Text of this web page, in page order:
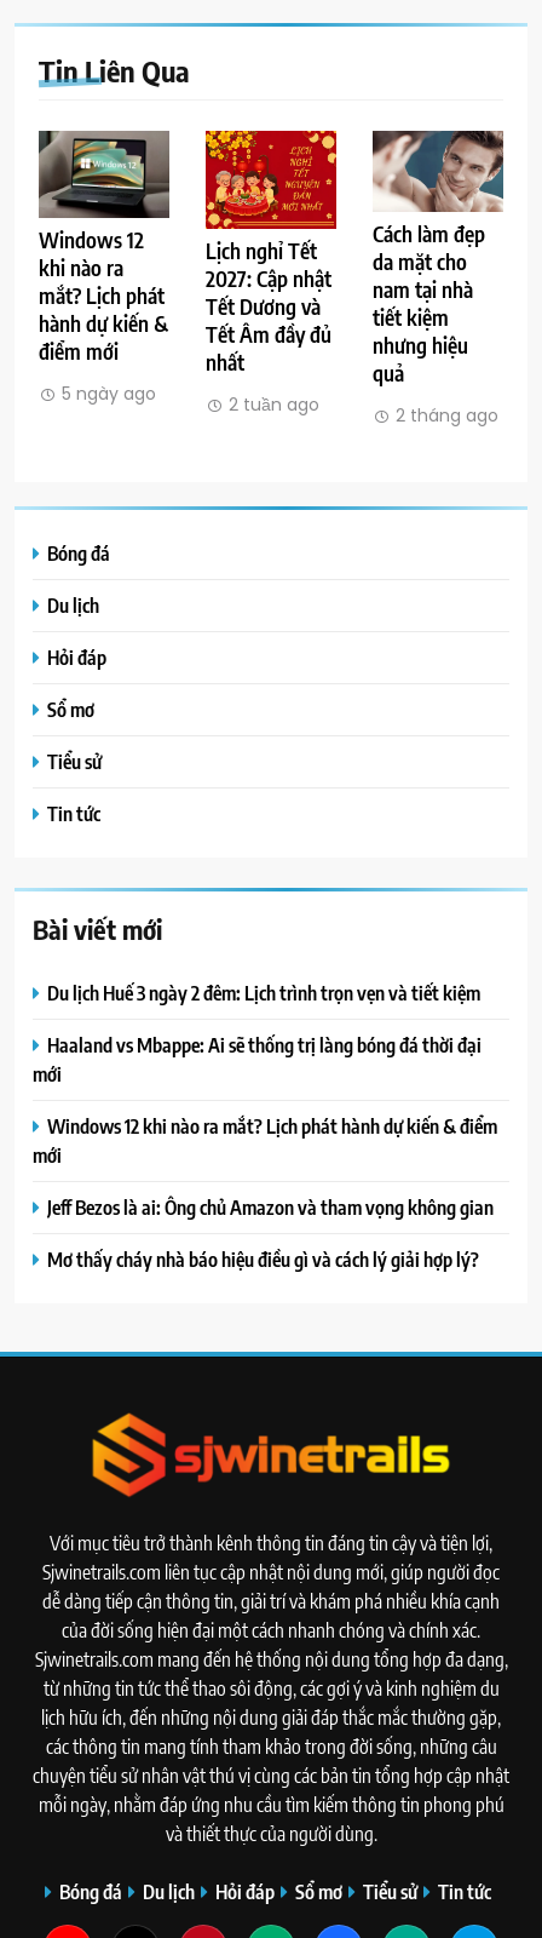
Tin Liên Qua
Windows 12
khi nào ra
mắt? Lịch phát
hành dự kiến &
điểm mới
5 ngày ago
Lịch nghỉ Tết
2027: Cập nhật
Tết Dương và
Tết Âm đầy đủ
nhất
2 tuần ago
Cách làm đẹp
da mặt cho
nam tại nhà
tiết kiệm
nhưng hiệu
quả
2 tháng ago
Bóng đá
Du lịch
Hỏi đáp
Sổ mơ
Tiểu sử
Tin tức
Bài viết mới
Du lịch Huế 3 ngày 2 đêm: Lịch trình trọn vẹn và tiết kiệm
Haaland vs Mbappe: Ai sẽ thống trị làng bóng đá thời đại
mới
Windows 12 khi nào ra mắt? Lịch phát hành dự kiến & điểm
mới
Jeff Bezos là ai: Ông chủ Amazon và tham vọng không gian
Mơ thấy cháy nhà báo hiệu điều gì và cách lý giải hợp lý?
Với mục tiêu trở thành kênh thông tin đáng tin cậy và tiện lợi,
Sjwinetrails.com liên tục cập nhật nội dung mới, giúp người đọc
dễ dàng tiếp cận thông tin, giải trí và khám phá nhiều khía cạnh
của đời sống hiện đại một cách nhanh chóng và chính xác.
Sjwinetrails.com mang đến hệ thống nội dung tổng hợp đa dạng,
từ những tin tức thể thao sôi động, các gợi ý và kinh nghiệm du
lịch hữu ích, đến những nội dung giải đáp thắc mắc thường gặp,
các thông tin mang tính tham khảo trong đời sống, những câu
chuyện tiểu sử nhân vật thú vị cùng các bản tin tổng hợp cập nhật
mỗi ngày, nhằm đáp ứng nhu cầu tìm kiếm thông tin phong phú
và thiết thực của người dùng.
Bóng đá Du lịch Hỏi đáp Sổ mơ Tiểu sử Tin tức